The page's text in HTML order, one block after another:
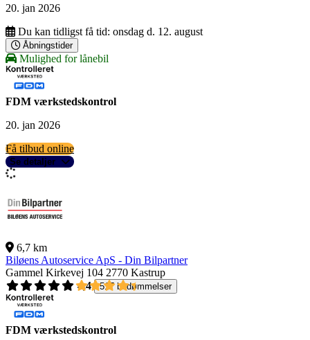
20. jan 2026
Du kan tidligst få tid: onsdag d. 12. august
Åbningstider
Mulighed for lånebil
FDM værkstedskontrol
20. jan 2026
Få tilbud online
Se detaljer
6,7 km
Biløens Autoservice ApS - Din Bilpartner
Gammel Kirkevej 104 2770 Kastrup
4,4
517 bedømmelser
FDM værkstedskontrol